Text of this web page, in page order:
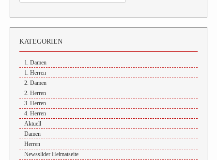
KATEGORIEN
1. Damen
1. Herren
2. Damen
2. Herren
3. Herren
4. Herren
Aktuell
Damen
Herren
Newsslider Heimatseite